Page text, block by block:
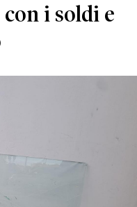
i soldi e